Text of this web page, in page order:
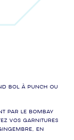
bol à punch ou
par le BOMBAY
vos garnitures
en